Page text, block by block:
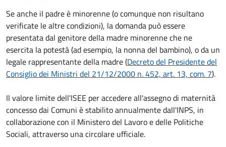
Se anche il padre è minorenne (o comunque non risultano
verificate le altre condizioni), la domanda può essere
presentata dal genitore della madre minorenne che ne
esercita la potestà (ad esempio, la nonna del bambino), o da un
legale rappresentante della madre (Decreto del Presidente del
Consiglio dei Ministri del 21/12/2000 n. 452, art. 13, com. 7).
Il valore limite dell'ISEE per accedere all'assegno di maternità
concesso dai Comuni è stabilito annualmente dall'INPS, in
collaborazione con il Ministero del Lavoro e delle Politiche
Sociali, attraverso una circolare ufficiale.